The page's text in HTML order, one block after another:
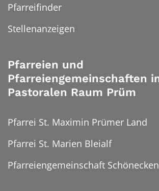
Pfarreifinder
Stellenanzeigen
Pfarreien und
Pfarreiengemeinschaften
Pastoralen Raum Prüm
Pfarrei St. Maximin Prümer Land
Pfarrei St. Marien Bleialf
Pfarreiengemeinschaft